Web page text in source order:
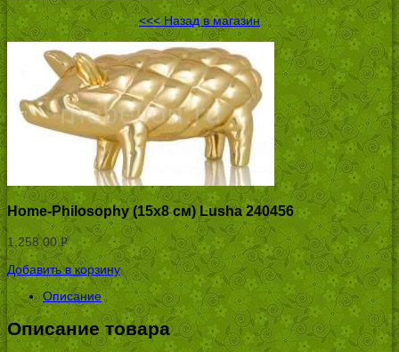
<<< Назад в магазин
Home-Philosophy (15х8 см) Lusha 240456
1,258.00Р
УБ.
Добавить в корзину
Описание
Описание товара